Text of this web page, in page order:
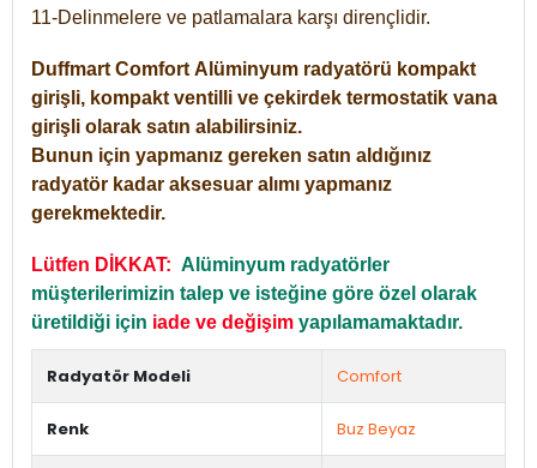
11-Delinmelere ve patlamalara karşı dirençlidir.
Duffmart Comfort Alüminyum radyatörü kompakt
girişli, kompakt ventilli ve çekirdek termostatik vana
girişli olarak satın alabilirsiniz.
Bunun için yapmanız gereken satın aldığınız
radyatör kadar aksesuar alımı yapmanız
gerekmektedir.
Lütfen DİKKAT: Alüminyum radyatörler
müşterilerimizin talep ve isteğine göre özel olarak
üretildiği için iade ve değişim yapılamamaktadır.
Radyatör Modeli Comfort
Renk Buz Beyaz